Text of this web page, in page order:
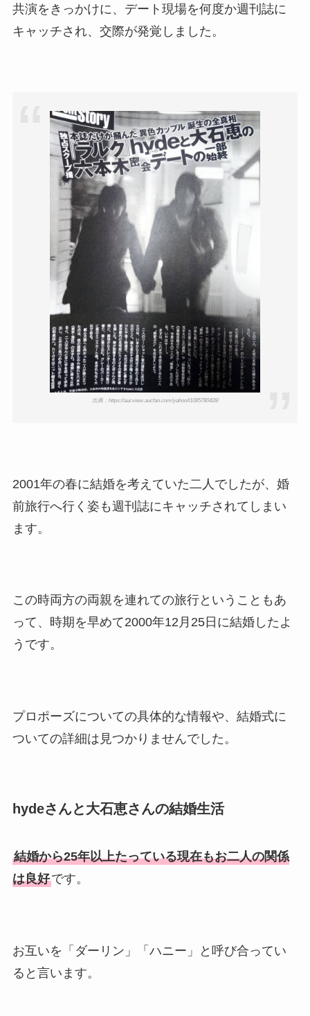
共演をきっかけに、デート現場を何度か週刊誌に
キャッチされ、交際が発覚しました。
出典：https://aucview.aucfan.com/yahoo/t1085780428/
2001年の春に結婚を考えていた二人でしたが、婚
前旅行へ行く姿も週刊誌にキャッチされてしまい
ます。
この時両方の両親を連れての旅行ということもあ
って、時期を早めて2000年12月25日に結婚したよ
うです。
プロポーズについての具体的な情報や、結婚式に
ついての詳細は見つかりませんでした。
hydeさんと大石恵さんの結婚生活
結婚から25年以上たっている現在もお二人の関係
は良好です。
お互いを「ダーリン」「ハニー」と呼び合ってい
ると言います。